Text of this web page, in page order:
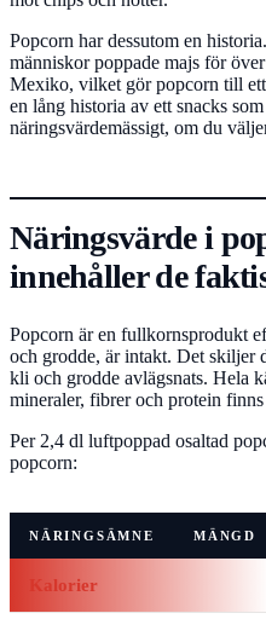
Popcorn har dessutom en
människor poppade majs för
Mexiko, vilket gör popcorn till
en lång historia av ett snacks
näringsvärdemässigt, om du
Näringsvärde i
innehåller de
Popcorn är en fullkornsprodukt
och grodde, är intakt. Det skiljer
kli och grodde avlägsnats. Hela
mineraler, fibrer och protein
Per 2,4 dl luftpoppad osaltad
popcorn:
NÄRINGSÄMNE MÄNGD
Kalorier